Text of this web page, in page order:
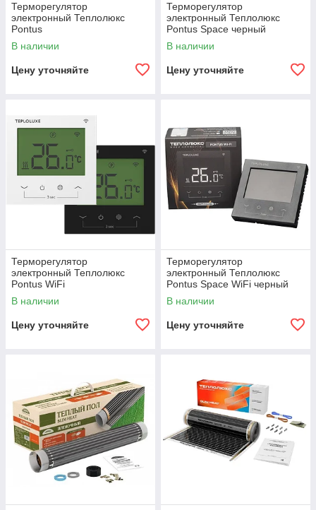
Терморегулятор
электронный Теплолюкс
Pontus
В наличии
Цену уточняйте
Терморегулятор
электронный Теплолюкс
Pontus Space черный
В наличии
Цену уточняйте
Терморегулятор
электронный Теплолюкс
Pontus WiFi
В наличии
Цену уточняйте
Терморегулятор
электронный Теплолюкс
Pontus Space WiFi черный
В наличии
Цену уточняйте